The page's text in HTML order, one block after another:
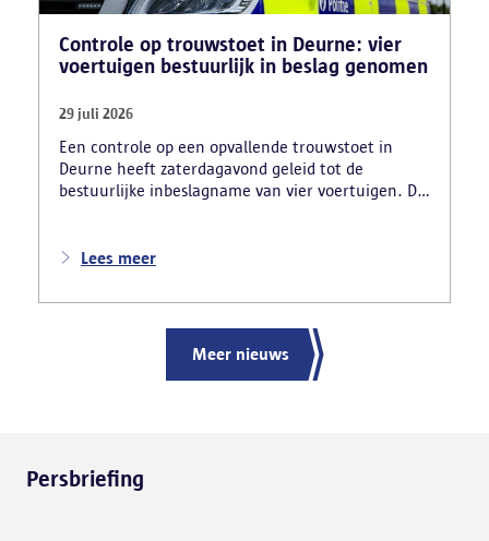
Controle op trouwstoet in Deurne: vier
voertuigen bestuurlijk in beslag genomen
29 juli 2026
Een controle op een opvallende trouwstoet in
Deurne heeft zaterdagavond geleid tot de
bestuurlijke inbeslagname van vier voertuigen. De
nadat meerdere weggebruikers melding hadden
ernstige verkeershinder die dat als gevolg had.
Lees meer
Meer nieuws
Persbriefing